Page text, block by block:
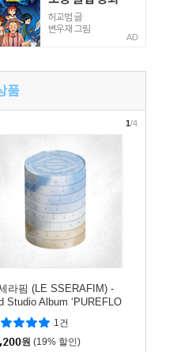
AD
품
라핌 (LE SSERAFIM) -
Studio Album ‘PUREFLO
pt.1 [4종 중 1종 랜덤발송]
1건
원 (19% 할인)
1/4